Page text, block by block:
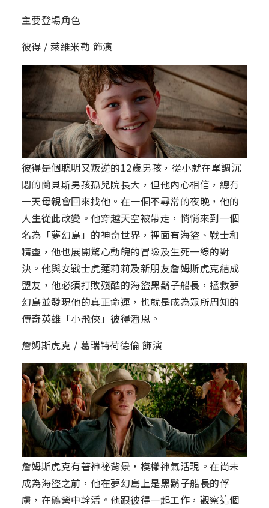
主要登場角色
彼得 / 萊維米勒 飾演
彼得是個聰明又叛逆的12歲男孩，從小就在單調沉
悶的蘭貝斯男孩孤兒院長大，但他內心相信，總有
一天母親會回來找他。在一個不尋常的夜晚，他的
人生從此改變。他穿越天空被帶走，悄悄來到一個
名為「夢幻島」的神奇世界，裡面有海盜、戰士和
精靈，他也展開驚心動魄的冒險及生死一線的對
決。他與女戰士虎蓮莉莉及新朋友詹姆斯虎克結成
盟友，他必須打敗殘酷的海盜黑鬍子船長，拯救夢
幻島並發現他的真正命運，也就是成為眾所周知的
傳奇英雄「小飛俠」彼得潘恩。
詹姆斯虎克 / 葛瑞特荷德倫 飾演
詹姆斯虎克有著神祕背景，模樣神氣活現。在尚未
成為海盜之前，他在夢幻島上是黑鬍子船長的俘
虜，在礦營中幹活。他跟彼得一起工作，觀察這個